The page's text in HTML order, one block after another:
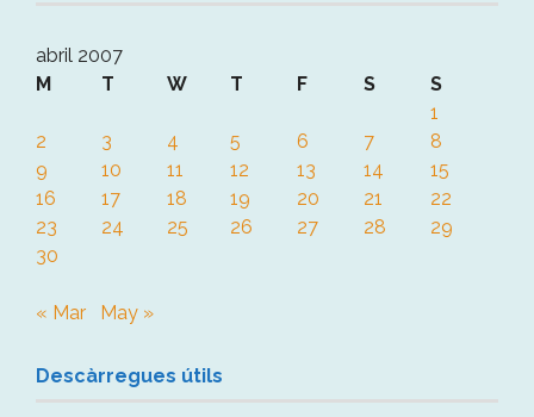
abril 2007
M
T W T F S
S
1
2
3 4 5 6 7
8
9
10 11 12 13 14
15
16
17 18 19 20 21
22
23
24 25 26 27 28
29
30
« Mar May »
Descàrregues útils